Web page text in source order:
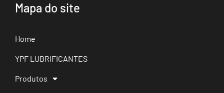
Mapa do site
Home
YPF LUBRIFICANTES
Produtos